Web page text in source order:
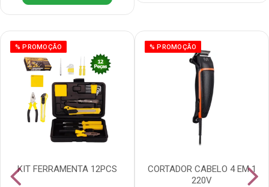
% PROMOÇÃO
KIT FERRAMENTA 12PCS
% PROMOÇÃO
CORTADOR CABELO 4 EM 1
220V